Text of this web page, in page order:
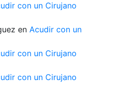
con un Cirujano
en Acudir con un
con un Cirujano
con un Cirujano